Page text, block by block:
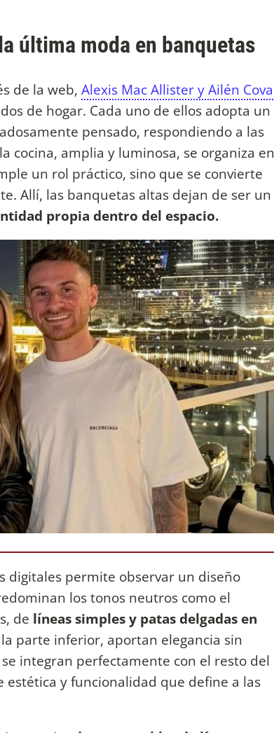
última moda en banquetas
de la web, Alexis Mac Allister y Ailén Cova
de hogar. Cada uno de ellos adopta un
pensado, respondiendo a las
cocina, amplia y luminosa, se organiza en
un rol práctico, sino que se convierte
Allí, las banquetas altas dejan de ser un
propia dentro del espacio.
digitales permite observar un diseño
los tonos neutros como el
de líneas simples y patas delgadas en
parte inferior, aportan elegancia sin
integran perfectamente con el resto del
y funcionalidad que define a las